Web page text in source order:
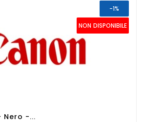
NON DISPONIBILE
-1%
Nero -...